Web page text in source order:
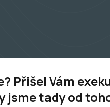
Přišel Vám
jsme tady od